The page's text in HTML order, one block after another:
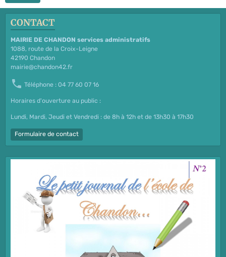
CONTACT
MAIRIE DE CHANDON services administratifs
1088, route de la Croix-Leigne
42190 Chandon
mairie@chandon42.fr
Téléphone : 04 77 60 07 16
Horaires d'ouverture au public :
Lundi, Mardi, Jeudi et Vendredi : de 8h à 12h et de 13h30 à 17h30
Formulaire de contact